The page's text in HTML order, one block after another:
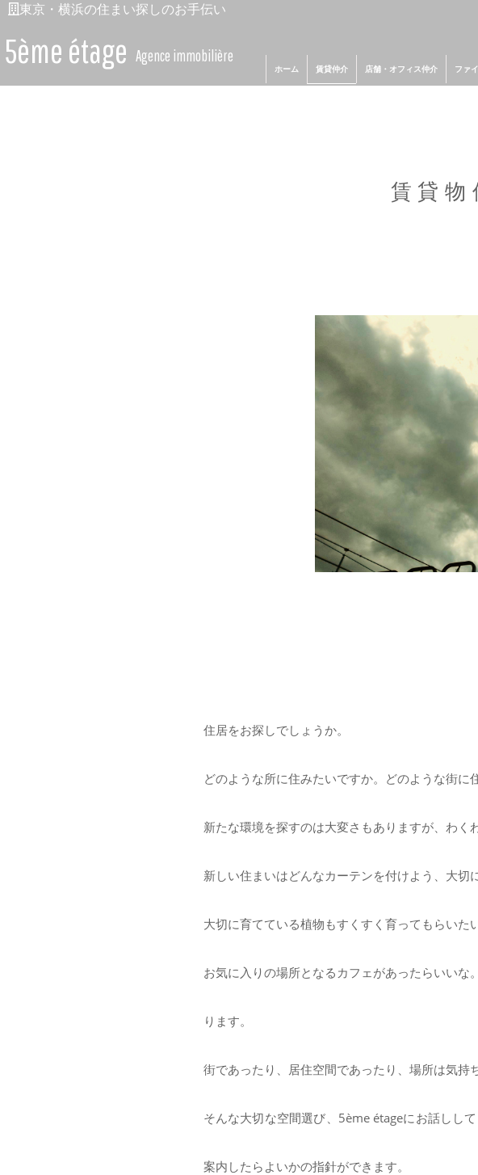
東京・横浜の住まい探しのお手伝い
5ème étage Agence immobilière
ホーム 賃貸仲介 店舗・オフィス仲介 ファ
ホーム 賃貸仲介
賃貸
住居をお探しでしょうか。
どのような所に住みたいですか。どのような街に
新たな環境を探すのは大変さもありますが、わく
新しい住まいはどんなカーテンを付けよう、大切
大切に育てている植物もすくすく育ってもらいた
お気に入りの場所となるカフェがあったらいい
ります。
街であったり、居住空間であったり、場所は気持
そんな大切な空間選び、5ème étageにお話しし
案内したらよいかの指針ができます。